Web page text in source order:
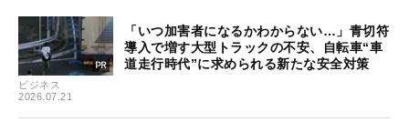
ビジネス
2026.07.21
「いつ加害者になるかわからない…」青切符
導入で増す大型トラックの不安、自転車“車
道走行時代”に求められる新たな安全対策